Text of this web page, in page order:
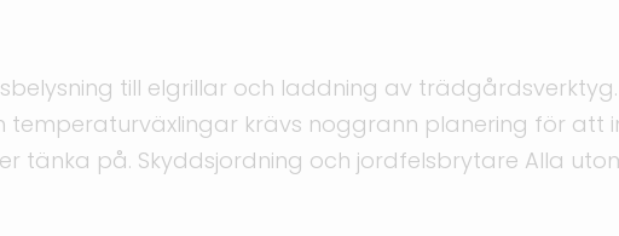
till elgrillar och laddning av
temperaturväxlingar krävs noggrann planering för att
tänka på. Skyddsjordning och jordfelsbrytare Alla